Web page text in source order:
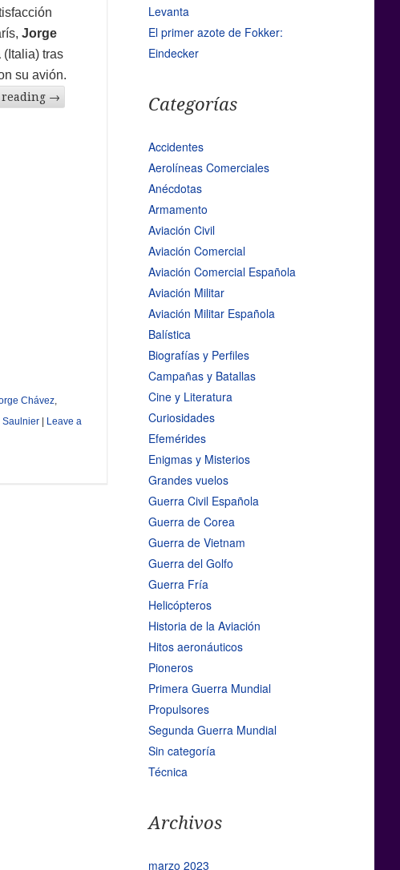
Jorge
(Italia) tras
su avión.
→
Chávez,
Saulnier | Leave a
Levanta
El primer azote de Fokker:
Eindecker
Categorías
Accidentes
Aerolíneas Comerciales
Anécdotas
Armamento
Aviación Civil
Aviación Comercial
Aviación Comercial Española
Aviación Militar
Aviación Militar Española
Balística
Biografías y Perfiles
Campañas y Batallas
Cine y Literatura
Curiosidades
Efemérides
Enigmas y Misterios
Grandes vuelos
Guerra Civil Española
Guerra de Corea
Guerra de Vietnam
Guerra del Golfo
Guerra Fría
Helicópteros
Historia de la Aviación
Hitos aeronáuticos
Pioneros
Primera Guerra Mundial
Propulsores
Segunda Guerra Mundial
Sin categoría
Técnica
Archivos
marzo 2023